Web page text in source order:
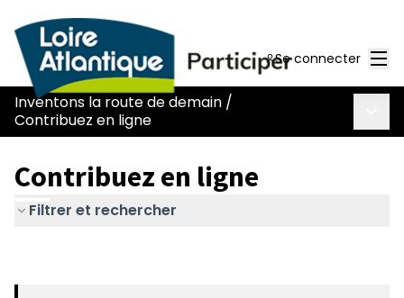
Se connecter
Inventons la route de demain /
Contribuez en ligne
Contribuez en ligne
Filtrer et rechercher